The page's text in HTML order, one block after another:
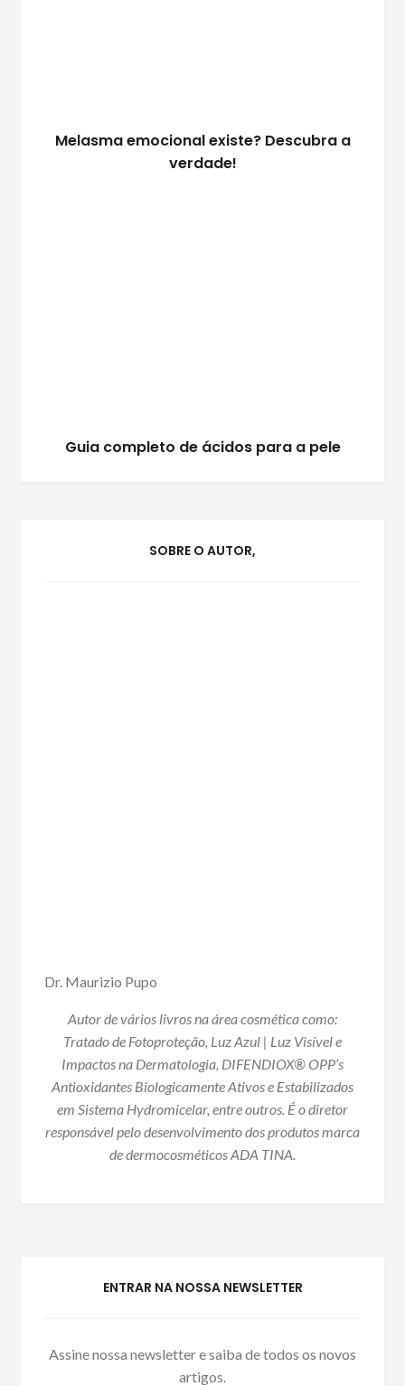
Melasma emocional existe? Descubra a
verdade!
Guia completo de ácidos para a pele
SOBRE O AUTOR,
Dr. Maurizio Pupo
Autor de vários livros na área cosmética como:
Tratado de Fotoproteção, Luz Azul | Luz Visível e
Impactos na Dermatologia, DIFENDIOX® OPP’s
Antioxidantes Biologicamente Ativos e Estabilizados
em Sistema Hydromicelar, entre outros. É o diretor
responsável pelo desenvolvimento dos produtos marca
de dermocosméticos ADA TINA.
ENTRAR NA NOSSA NEWSLETTER
Assine nossa newsletter e saiba de todos os novos
artigos.